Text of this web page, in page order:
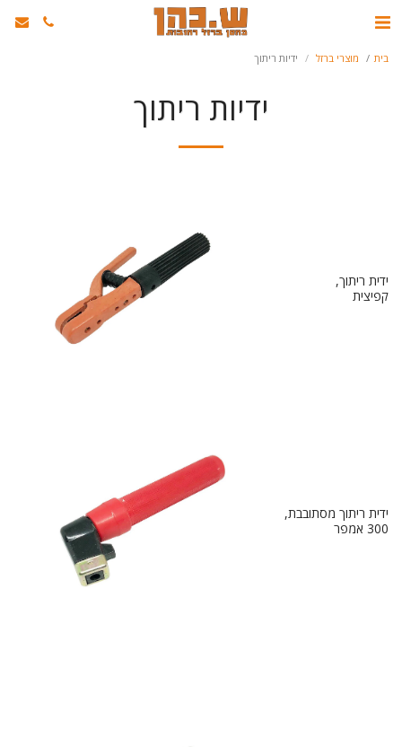
בית מוצרי ברזל ידיות ריתוך
ידיות ריתוך
ידית ריתוך,
קפיצית
ידית ריתוך מסתובבת,
300 אמפר